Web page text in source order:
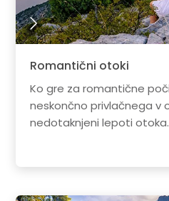
Romantični otoki
Ko gre za romantične
neskončno privlačnega v
nedotaknjeni lepoti otoka.